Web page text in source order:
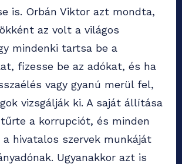
is. Orbán Viktor azt mondta,
az volt a világos
mindenki tartsa be a
fizesse be az adókat, és ha
vagy gyanú merül fel,
vizsgálják ki. A saját állítása
a korrupciót, és minden
a hivatalos szervek munkáját
Ugyanakkor azt is